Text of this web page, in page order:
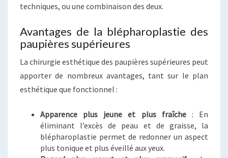
techniques, ou une combinaison des deux.
Avantages de la blépharoplastie des
paupières supérieures
La chirurgie esthétique des paupières supérieures peut
apporter de nombreux avantages, tant sur le plan
esthétique que fonctionnel :
Apparence plus jeune et plus fraîche: En
éliminant l’excès de peau et de graisse, la
blépharoplastie permet de redonner un aspect
plus tonique et plus éveillé aux yeux.